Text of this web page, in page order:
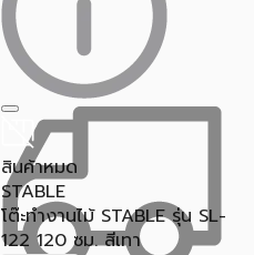
สินค้าหมด
STABLE
โต๊ะทำงานไม้ STABLE รุ่น SL-
122 120 ซม. สีเทา